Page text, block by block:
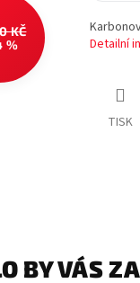
KČ
%
Detailní
TISK
BY VÁS